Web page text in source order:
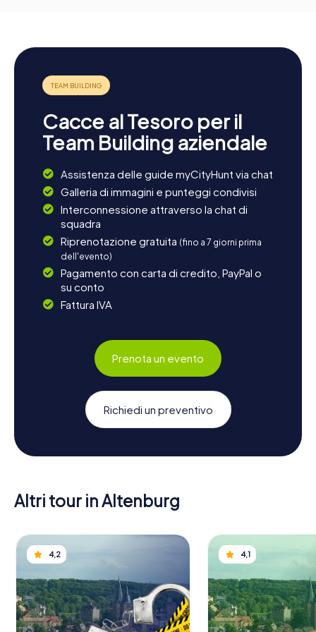
Cacce al Tesoro per il
Team Building aziendale
Assistenza delle guide myCityHunt via chat
Galleria di immagini e punteggi condivisi
Interconnessione attraverso la chat di
squadra
Riprenotazione gratuita (fino a 7 giorni prima
dell'evento)
Pagamento con carta di credito, PayPal o
su conto
Fattura IVA
Prenota un evento
Richiedi un preventivo
Altri tour in Altenburg
4,2 4,1